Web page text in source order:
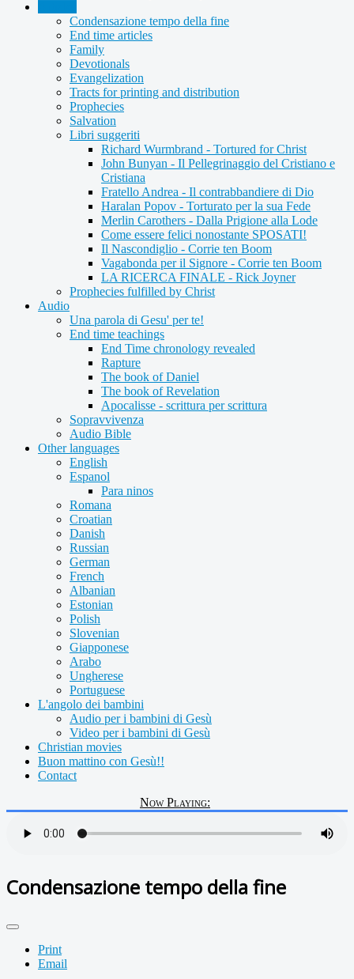
Condensazione tempo della fine
End time articles
Family
Devotionals
Evangelization
Tracts for printing and distribution
Prophecies
Salvation
Libri suggeriti
Richard Wurmbrand - Tortured for Christ
John Bunyan - Il Pellegrinaggio del Cristiano e
Cristiana
Fratello Andrea - Il contrabbandiere di Dio
Haralan Popov - Torturato per la sua Fede
Merlin Carothers - Dalla Prigione alla Lode
Come essere felici nonostante SPOSATI!
Il Nascondiglio - Corrie ten Boom
Vagabonda per il Signore - Corrie ten Boom
LA RICERCA FINALE - Rick Joyner
Prophecies fulfilled by Christ
Audio
Una parola di Gesu' per te!
End time teachings
End Time chronology revealed
Rapture
The book of Daniel
The book of Revelation
Apocalisse - scrittura per scrittura
Sopravvivenza
Audio Bible
Other languages
English
Espanol
Para ninos
Romana
Croatian
Danish
Russian
German
French
Albanian
Estonian
Polish
Slovenian
Giapponese
Arabo
Ungherese
Portuguese
L'angolo dei bambini
Audio per i bambini di Gesù
Video per i bambini di Gesù
Christian movies
Buon mattino con Gesù!!
Contact
Now Playing:
Condensazione tempo della fine
Print
Email